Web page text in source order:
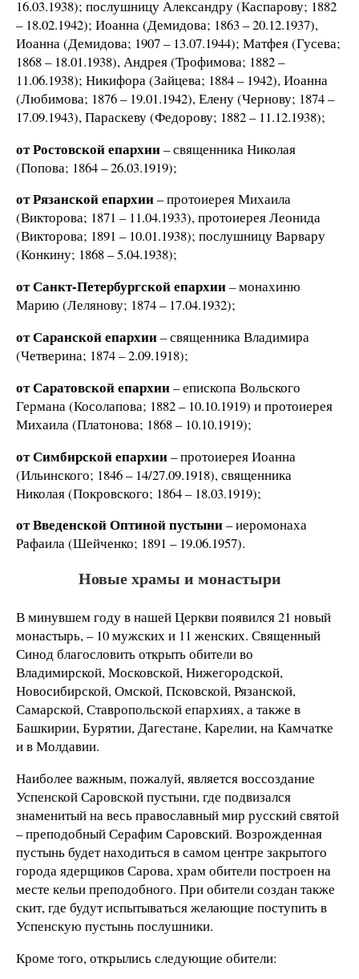
16.03.1938); послушницу Александру (Каспарову; 1882
– 18.02.1942); Иоанна (Демидова; 1863 – 20.12.1937),
Иоанна (Демидова; 1907 – 13.07.1944); Матфея (Гусева;
1868 – 18.01.1938), Андрея (Трофимова; 1882 –
11.06.1938); Никифора (Зайцева; 1884 – 1942), Иоанна
(Любимова; 1876 – 19.01.1942), Елену (Чернову; 1874 –
17.09.1943), Параскеву (Федорову; 1882 – 11.12.1938);
от Ростовской епархии– священника Николая
(Попова; 1864 – 26.03.1919);
от Рязанской епархии– протоиерея Михаила
(Викторова; 1871 – 11.04.1933), протоиерея Леонида
(Викторова; 1891 – 10.01.1938); послушницу Варвару
(Конкину; 1868 – 5.04.1938);
от Санкт-Петербургской епархии– монахиню
Марию (Лелянову; 1874 – 17.04.1932);
от Саранской епархии– священника Владимира
(Четверина; 1874 – 2.09.1918);
от Саратовской епархии– епископа Вольского
Германа (Косолапова; 1882 – 10.10.1919) и протоиерея
Михаила (Платонова; 1868 – 10.10.1919);
от Симбирской епархии– протоиерея Иоанна
(Ильинского; 1846 – 14/27.09.1918), священника
Николая (Покровского; 1864 – 18.03.1919);
от Введенской Оптиной пустыни– иеромонаха
Рафаила (Шейченко; 1891 – 19.06.1957).
Новые храмы и монастыри
В минувшем году в нашей Церкви появился 21 новый
монастырь, – 10 мужских и 11 женских. Священный
Синод благословить открыть обители во
Владимирской, Московской, Нижегородской,
Новосибирской, Омской, Псковской, Рязанской,
Самарской, Ставропольской епархиях, а также в
Башкирии, Бурятии, Дагестане, Карелии, на Камчатке
и в Молдавии.
Наиболее важным, пожалуй, является воссоздание
Успенской Саровской пустыни, где подвизался
знаменитый на весь православный мир русский святой
– преподобный Серафим Саровский. Возрожденная
пустынь будет находиться в самом центре закрытого
города ядерщиков Сарова, храм обители построен на
месте кельи преподобного. При обители создан также
скит, где будут испытываться желающие поступить в
Успенскую пустынь послушники.
Кроме того, открылись следующие обители: